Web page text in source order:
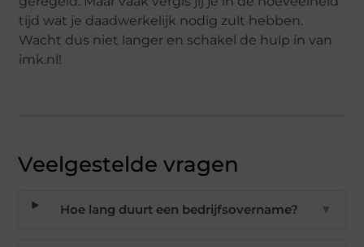
tijd wat je daadwerkelijk nodig zult hebben.
Wacht dus niet langer en schakel de hulp in van
imk.nl!
Veelgestelde vragen
Hoe lang duurt een bedrijfsovername? ▼